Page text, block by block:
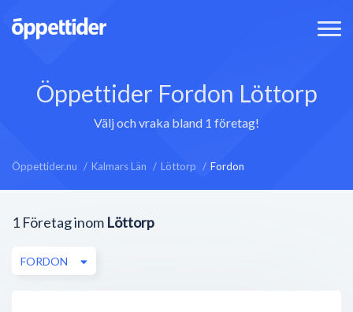
Öppettider Fordon Löttorp
Välj och vraka bland 1 företag!
Öppettider.nu Kalmars Län Löttorp Fordon
1 Företag inom Löttorp
FORDON